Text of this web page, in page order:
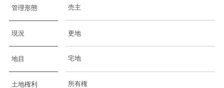
管理形態 売主
現況 更地
地目 宅地
土地権利 所有権